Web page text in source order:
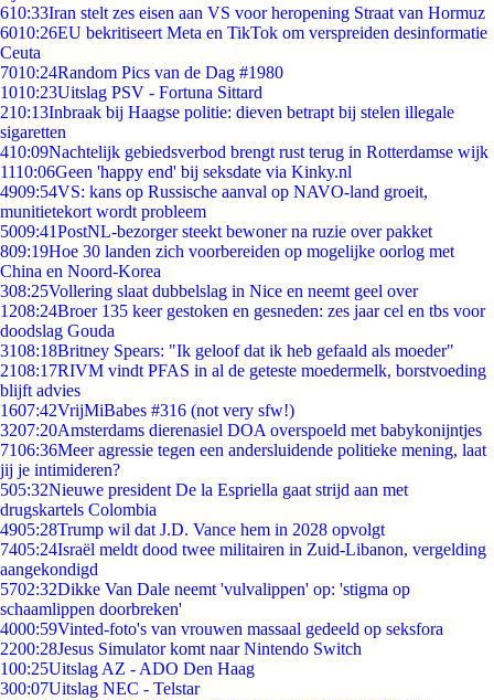
610:33Iran stelt zes eisen aan VS voor heropening Straat van Hormuz
6010:26EU bekritiseert Meta en TikTok om verspreiden desinformatie
Ceuta
7010:24Random Pics van de Dag #1980
1010:23Uitslag PSV - Fortuna Sittard
210:13Inbraak bij Haagse politie: dieven betrapt bij stelen illegale
sigaretten
410:09Nachtelijk gebiedsverbod brengt rust terug in Rotterdamse wijk
1110:06Geen 'happy end' bij seksdate via Kinky.nl
4909:54VS: kans op Russische aanval op NAVO-land groeit,
munitietekort wordt probleem
5009:41PostNL-bezorger steekt bewoner na ruzie over pakket
809:19Hoe 30 landen zich voorbereiden op mogelijke oorlog met
China en Noord-Korea
308:25Vollering slaat dubbelslag in Nice en neemt geel over
1208:24Broer 135 keer gestoken en gesneden: zes jaar cel en tbs voor
doodslag Gouda
3108:18Britney Spears: "Ik geloof dat ik heb gefaald als moeder"
2108:17RIVM vindt PFAS in al de geteste moedermelk, borstvoeding
blijft advies
1607:42VrijMiBabes #316 (not very sfw!)
3207:20Amsterdams dierenasiel DOA overspoeld met babykonijntjes
7106:36Meer agressie tegen een andersluidende politieke mening, laat
jij je intimideren?
505:32Nieuwe president De la Espriella gaat strijd aan met
drugskartels Colombia
4905:28Trump wil dat J.D. Vance hem in 2028 opvolgt
7405:24Israël meldt dood twee militairen in Zuid-Libanon, vergelding
aangekondigd
5702:32Dikke Van Dale neemt 'vulvalippen' op: 'stigma op
schaamlippen doorbreken'
4000:59Vinted-foto's van vrouwen massaal gedeeld op seksfora
2200:28Jesus Simulator komt naar Nintendo Switch
100:25Uitslag AZ - ADO Den Haag
300:07Uitslag NEC - Telstar